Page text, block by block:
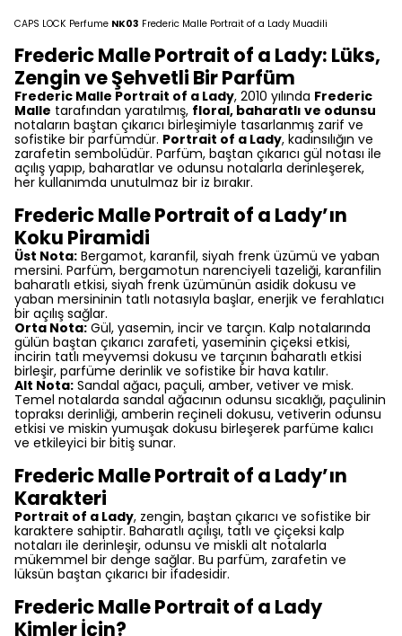
CAPS LOCK Perfume NK03 Frederic Malle Portrait of a Lady Muadili
Frederic Malle Portrait of a Lady: Lüks,
Zengin ve Şehvetli Bir Parfüm
Frederic Malle Portrait of a Lady, 2010 yılında Frederic
Malle tarafından yaratılmış, floral, baharatlı ve odunsu
notaların baştan çıkarıcı birleşimiyle tasarlanmış zarif ve
sofistike bir parfümdür. Portrait of a Lady, kadınsılığın ve
zarafetin sembolüdür. Parfüm, baştan çıkarıcı gül notası ile
açılış yapıp, baharatlar ve odunsu notalarla derinleşerek,
her kullanımda unutulmaz bir iz bırakır.
Frederic Malle Portrait of a Lady’ın
Koku Piramidi
Üst Nota: Bergamot, karanfil, siyah frenk üzümü ve yaban
mersini. Parfüm, bergamotun narenciyeli tazeliği, karanfilin
baharatlı etkisi, siyah frenk üzümünün asidik dokusu ve
yaban mersininin tatlı notasıyla başlar, enerjik ve ferahlatıcı
bir açılış sağlar.
Orta Nota: Gül, yasemin, incir ve tarçın. Kalp notalarında
gülün baştan çıkarıcı zarafeti, yaseminin çiçeksi etkisi,
incirin tatlı meyvemsi dokusu ve tarçının baharatlı etkisi
birleşir, parfüme derinlik ve sofistike bir hava katılır.
Alt Nota: Sandal ağacı, paçuli, amber, vetiver ve misk.
Temel notalarda sandal ağacının odunsu sıcaklığı, paçulinin
topraksı derinliği, amberin reçineli dokusu, vetiverin odunsu
etkisi ve miskin yumuşak dokusu birleşerek parfüme kalıcı
ve etkileyici bir bitiş sunar.
Frederic Malle Portrait of a Lady’ın
Karakteri
Portrait of a Lady, zengin, baştan çıkarıcı ve sofistike bir
karaktere sahiptir. Baharatlı açılışı, tatlı ve çiçeksi kalp
notaları ile derinleşir, odunsu ve miskli alt notalarla
mükemmel bir denge sağlar. Bu parfüm, zarafetin ve
lüksün baştan çıkarıcı bir ifadesidir.
Frederic Malle Portrait of a Lady
Kimler İçin?